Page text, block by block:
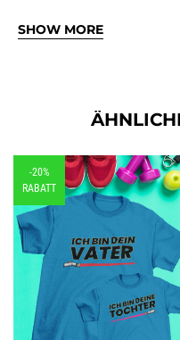
Grammatur: 185 g/m²
Schnitt: Regular Fit
Single Jersey
Männer Premium Shirt:
SHOW MORE
-20%
RABATT